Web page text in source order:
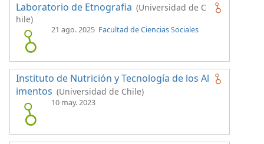
Laboratorio de Etnografia (Universidad de C
hile)
21 ago. 2025 Facultad de Ciencias Sociales
Instituto de Nutrición y Tecnología de los Al
imentos (Universidad de Chile)
10 may. 2023